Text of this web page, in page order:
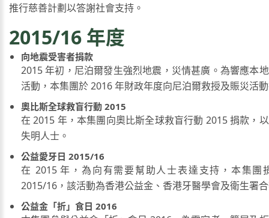
推行慈善計劃以答謝社會支持。
2015/16 年度
向地震受害者捐款
2015 年初，尼泊爾發生強烈地震，災情甚廣。為響應本
活動，本集團於 2016 年財政年度向尼泊爾救授及賑災活
奧比斯全球救盲行動 2015
在 2015 年，本集團向奧比斯全球救盲行動 2015 捐款，
失明人士。
公益愛牙日 2015/16
在 2015 年，為向有需要幫助人士表達支持，本集團
2015/16，該活動為香港公益金、香港牙醫學會及衛生署
公益金「折」食日 2016